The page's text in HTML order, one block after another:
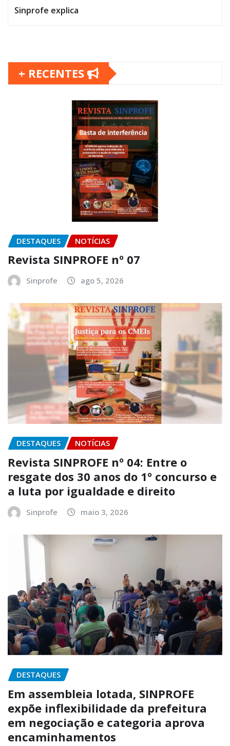
Sinprofe explica
+ RECENTES
DESTAQUES NOTÍCIAS
Revista SINPROFE nº 07
Sinprofe ago 5, 2026
DESTAQUES NOTÍCIAS
Revista SINPROFE nº 04: Entre o
resgate dos 30 anos do 1º concurso e
a luta por igualdade e direito
Sinprofe maio 3, 2026
DESTAQUES
Em assembleia lotada, SINPROFE
expõe inflexibilidade da prefeitura
em negociação e categoria aprova
encaminhamentos